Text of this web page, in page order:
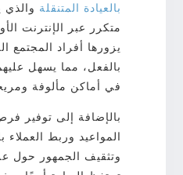
بالعيادة المتنقلة والذي
متكرر عبر الإنترنت
يزورها أفراد المجتمع
بالفعل، مما يسهل
في أماكن مألوفة
بالإضافة إلى توفير
المواعيد وربط العملاء